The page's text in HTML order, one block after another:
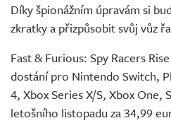
Díky špionážním úpravám si
zkratky a přizpůsobit svůj vůz
Fast & Furious: Spy Racers
dostání pro Nintendo Switch,
4, Xbox Series X/S, Xbox One,
letošního listopadu za 34,99